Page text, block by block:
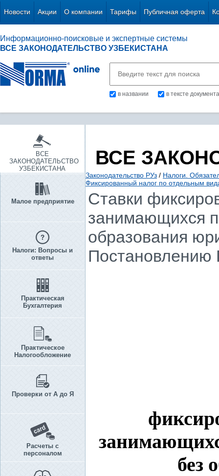
Новости Акции О компании Тарифы Публичная оферта
Информационно-поисковые и экспертные системы
ВСЕ ЗАКОНОДАТЕЛЬСТВО УЗБЕКИСТАНА
в названии в тексте документа
ВСЕ
ЗАКОНОДАТЕЛЬСТВО
УЗБЕКИСТАНА
Малое предприятие
Налоги: Вопросы и
ответы
Практическая
Бухгалтерия
Практическое
Налогообложение
Проверки от А до Я
Расчеты с
персоналом
ВСЕ
Законодательство РУз / Налоги.
Фиксированный налог по отдельным
Ставки
занимающихся
образования
Постановлению
без